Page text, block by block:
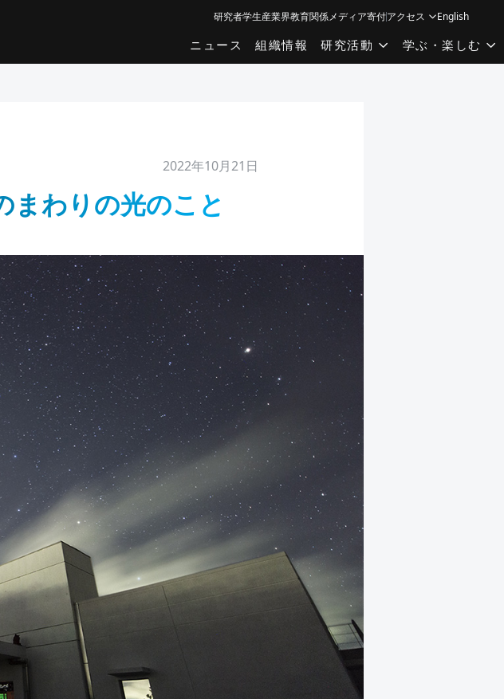
ニュース 組織情報 研究活動 学ぶ・楽しむ
研究者学生産業界教育関係メディア寄付アクセス English
2022年10月21日
まわりの光のこと